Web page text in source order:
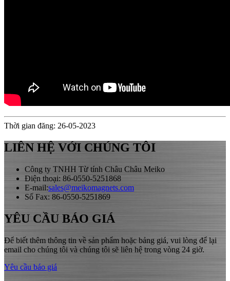
Thời gian đăng: 26-05-2023
LIÊN HỆ VỚI CHÚNG TÔI
Công ty TNHH Từ tính Châu Châu Meiko
Điện thoại: 86-0550-5251868
E-mail:sales@meikomagnets.com
Số Fax: 86-0550-5251869
YÊU CẦU BÁO GIÁ
Để biết thêm thông tin về sản phẩm hoặc bảng giá, vui lòng để lại
email cho chúng tôi và chúng tôi sẽ liên hệ trong vòng 24 giờ.
Yêu cầu báo giá